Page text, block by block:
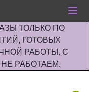
ТОЛЬКО ПО
ГОТОВЫХ
РАБОТЫ. С
РАБОТАЕМ.